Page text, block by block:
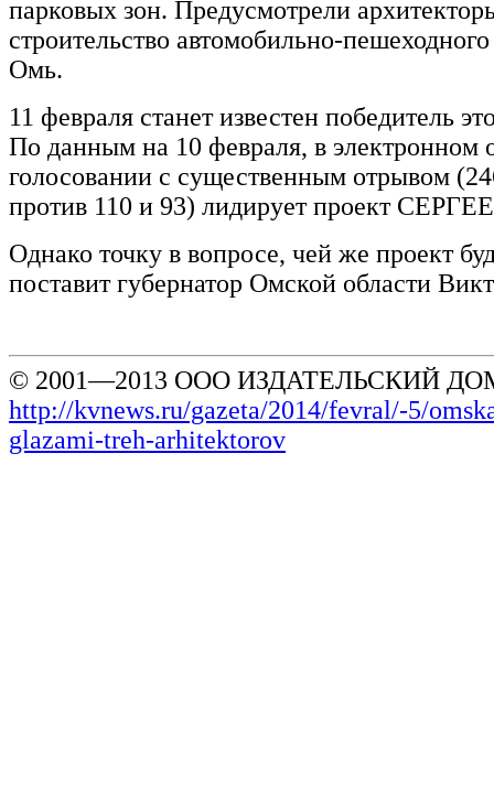
парковых зон. Предусмотрели
строительство автомобильно-
Омь.
11 февраля станет известен победитель
По данным на 10 февраля, в электронном
голосовании с существенным отрывом
против 110 и 93) лидирует проект
Однако точку в вопросе, чей же проект
поставит губернатор Омской области
© 2001—2013 ООО ИЗДАТЕЛЬСКИЙ
http://kvnews.ru/gazeta/2014/fevral/-5/
glazami-treh-arhitektorov